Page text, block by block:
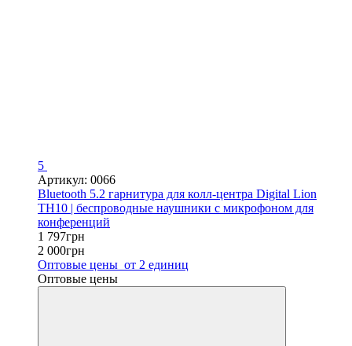
5
Артикул: 0066
Bluetooth 5.2 гарнитура для колл-центра Digital Lion
TH10 | беспроводные наушники с микрофоном для
конференций
1 797грн
2 000грн
Оптовые цены от 2 единиц
Оптовые цены